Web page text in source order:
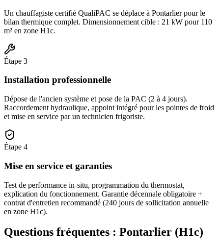
Un chauffagiste certifié QualiPAC se déplace à Pontarlier pour le
bilan thermique complet. Dimensionnement cible : 21 kW pour 110
m² en zone H1c.
Étape 3
Installation professionnelle
Dépose de l'ancien système et pose de la PAC (2 à 4 jours).
Raccordement hydraulique, appoint intégré pour les pointes de froid
et mise en service par un technicien frigoriste.
Étape 4
Mise en service et garanties
Test de performance in-situ, programmation du thermostat,
explication du fonctionnement. Garantie décennale obligatoire +
contrat d'entretien recommandé (240 jours de sollicitation annuelle
en zone H1c).
Questions fréquentes : Pontarlier (H1c)